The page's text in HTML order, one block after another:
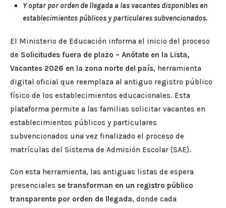
Y optar por orden de llegada a las vacantes disponibles en
establecimientos públicos y particulares subvencionados.
El Ministerio de Educación informa el inicio del proceso
de Solicitudes fuera de plazo – Anótate en la Lista,
Vacantes 2026 en la zona norte del país, herramienta
digital oficial que reemplaza al antiguo registro público
físico de los establecimientos educacionales. Esta
plataforma permite a las familias solicitar vacantes en
establecimientos públicos y particulares
subvencionados una vez finalizado el proceso de
matrículas del Sistema de Admisión Escolar (SAE).
Con esta herramienta, las antiguas listas de espera
presenciales se transforman en un registro público
transparente por orden de llegada, donde cada